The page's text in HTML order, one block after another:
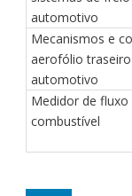
automotivo
Mecanismos e
aerofólio
automotivo
Medidor de fluxo
combustível